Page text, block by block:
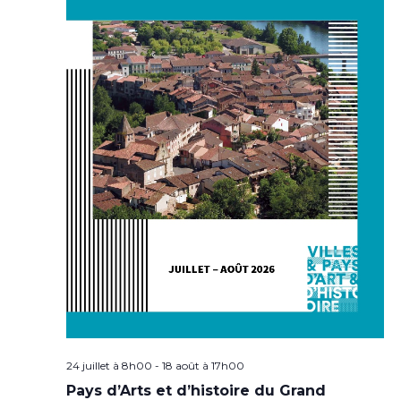
24 juillet à 8h00 - 18 août à 17h00
Pays d’Arts et d’histoire du Grand